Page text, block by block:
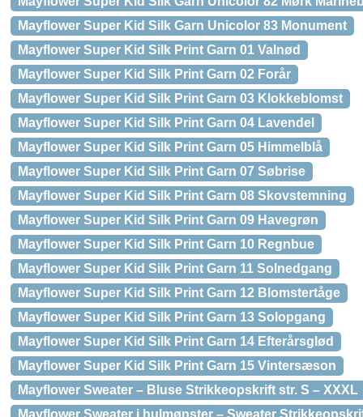
Mayflower Super Kid Silk Garn Unicolor 83 Monument
Mayflower Super Kid Silk Print Garn 01 Valnød
Mayflower Super Kid Silk Print Garn 02 Forår
Mayflower Super Kid Silk Print Garn 03 Klokkeblomst
Mayflower Super Kid Silk Print Garn 04 Lavendel
Mayflower Super Kid Silk Print Garn 05 Himmelblå
Mayflower Super Kid Silk Print Garn 07 Søbrise
Mayflower Super Kid Silk Print Garn 08 Skovstemning
Mayflower Super Kid Silk Print Garn 09 Havegrøn
Mayflower Super Kid Silk Print Garn 10 Regnbue
Mayflower Super Kid Silk Print Garn 11 Solnedgang
Mayflower Super Kid Silk Print Garn 12 Blomstertåge
Mayflower Super Kid Silk Print Garn 13 Solopgang
Mayflower Super Kid Silk Print Garn 14 Efterårsglød
Mayflower Super Kid Silk Print Garn 15 Vintersæson
Mayflower Sweater – Bluse Strikkeopskrift str. S – XXXL
Mayflower Sweater i hulmønster – Sweater